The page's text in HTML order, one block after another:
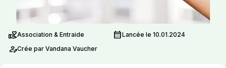
volunteer_activismAssociation & Entraide calendar_monthLancée le 10.01.2024
person_editCrée par Vandana Vaucher